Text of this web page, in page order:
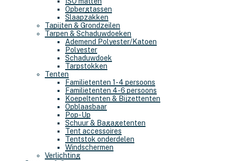
Opbergtassen
Slaapzakken
Tapijten & Grondzeilen
Tarpen & Schaduwdoeken
Ademend Polyester/Katoen
Polyester
Schaduwdoek
Tarpstokken
Tenten
Familietenten 1-4 persoons
Familietenten 4-6 persoons
Koepeltenten & Bijzettenten
Opblaasbaar
Pop-Up
Schuur & Bagagetenten
Tent accessoires
Tentstok onderdelen
Windschermen
Verlichting